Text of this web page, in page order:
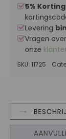
5%
Levering
Vragen
onze
SKU: 11725